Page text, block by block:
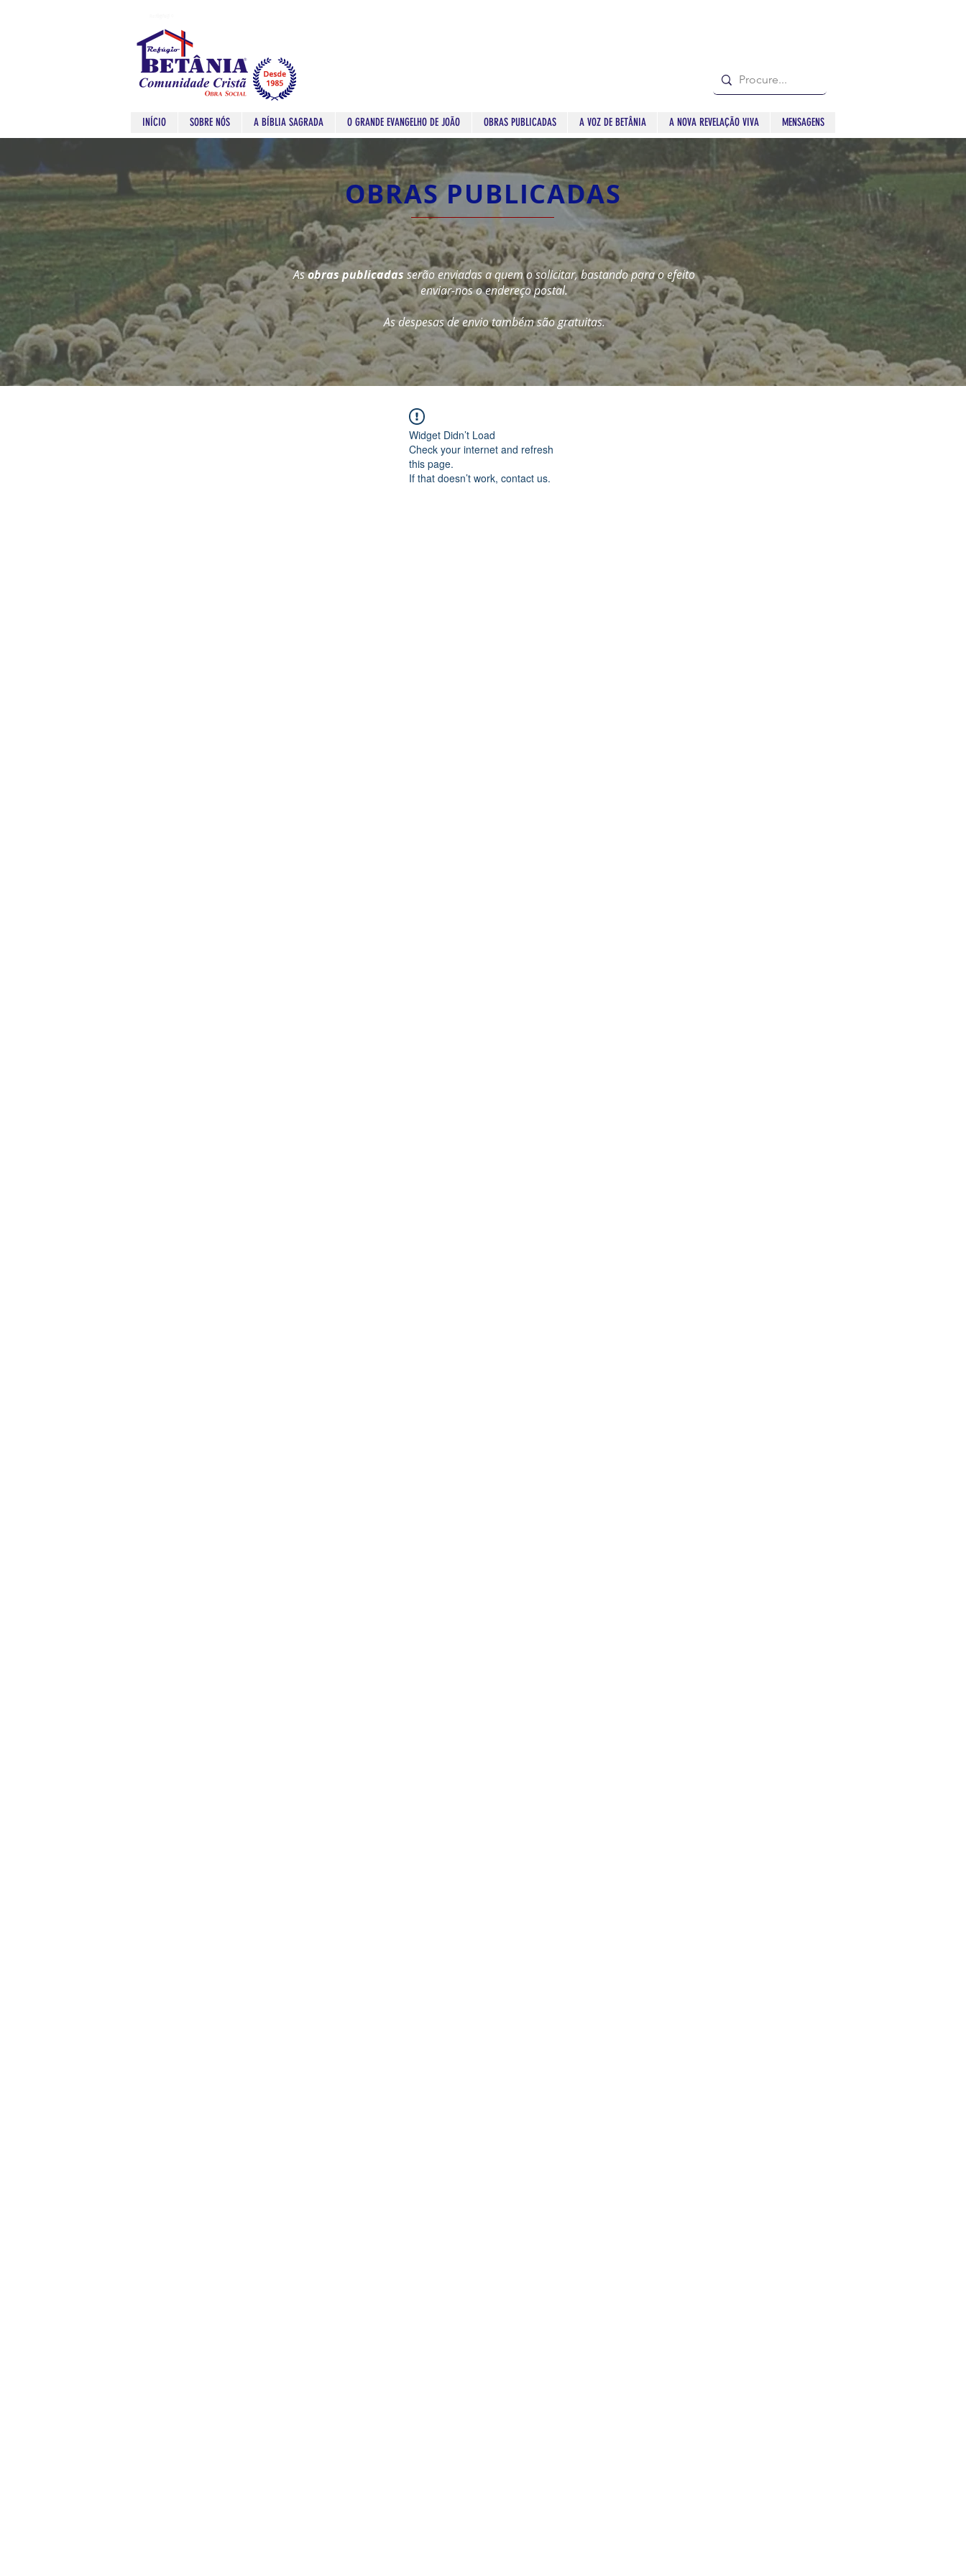
INÍCIO SOBRE NÓS A BÍBLIA SAGRADA O GRANDE EVANGELHO DE JOÃO OBRAS PUBLICADAS A VOZ DE BETÂNIA A NOVA REVELAÇÃO VIVA MENSAGENS
OBRAS PUBLICADAS
Asobras publicadas serão enviadas a quem o solicitar, bastando para o efeito
enviar-nos o endereço postal.
As despesas de envio também são gratuitas.
Widget Didn’t Load
Check your internet and refresh
this page.
If that doesn’t work, contact us.